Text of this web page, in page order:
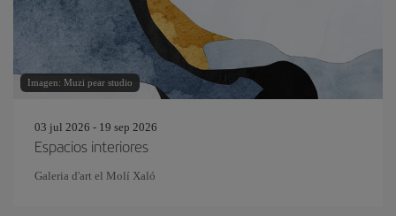
Imagen: Muzi pear studio
03 jul 2026 - 19 sep 2026
Espacios interiores
Galeria d'art el Molí Xaló